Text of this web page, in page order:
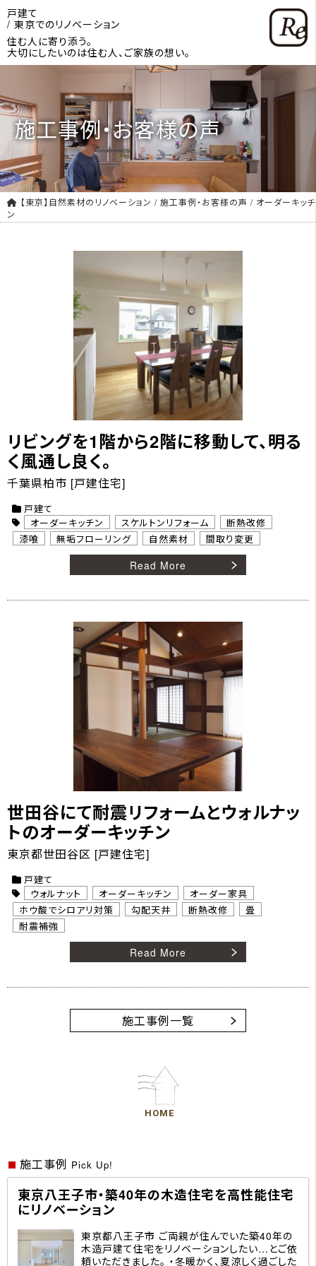
戸建て
/ 東京でのリノベーション
住む人に寄り添う。
大切にしたいのは住む人、ご家族の想い。
施工事例・お客様の声
【東京】自然素材のリノベーション / 施工事例・お客様の声 / オーダーキッチ
ン
リビングを1階から2階に移動して、明る
く風通し良く。
千葉県柏市 [戸建住宅]
戸建て
オーダーキッチン
スケルトンリフォーム
断熱改修
漆喰
無垢フローリング 自然素材 間取り変更
Read More
世田谷にて耐震リフォームとウォルナッ
トのオーダーキッチン
東京都世田谷区 [戸建住宅]
戸建て
ウォルナット
オーダーキッチン
オーダー家具
ホウ酸でシロアリ対策
勾配天井 断熱改修
畳
耐震補強
Read More
施工事例一覧
HOME
施工事例 Pick Up!
東京八王子市・築40年の木造住宅を高性能住宅
にリノベーション
東京都八王子市 ご両親が住んでいた築40年の
木造戸建て住宅をリノベーションしたい…とご依
頼いただきました。 ・冬暖かく、夏涼しく過ごした